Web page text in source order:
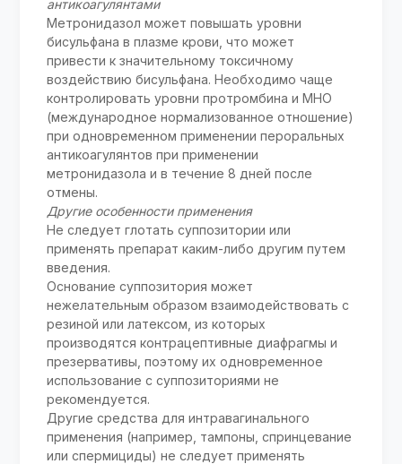
антикоагулянтами
Метронидазол может повышать уровни
бисульфана в плазме крови, что может
привести к значительному токсичному
воздействию бисульфана. Необходимо чаще
контролировать уровни протромбина и МНО
(международное нормализованное отношение)
при одновременном применении пероральных
антикоагулянтов при применении
метронидазола и в течение 8 дней после
отмены.
Другие особенности применения
Не следует глотать суппозитории или
применять препарат каким-либо другим путем
введения.
Основание суппозитория может
нежелательным образом взаимодействовать с
резиной или латексом, из которых
производятся контрацептивные диафрагмы и
презервативы, поэтому их одновременное
использование с суппозиториями не
рекомендуется.
Другие средства для интравагинального
применения (например, тампоны, спринцевание
или спермициды) не следует применять